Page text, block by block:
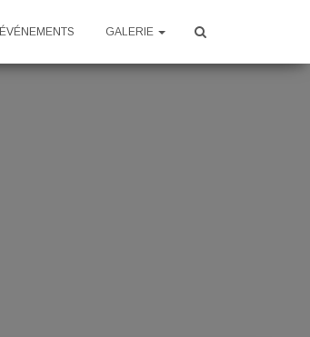
ÉVÉNEMENTS GALERIE